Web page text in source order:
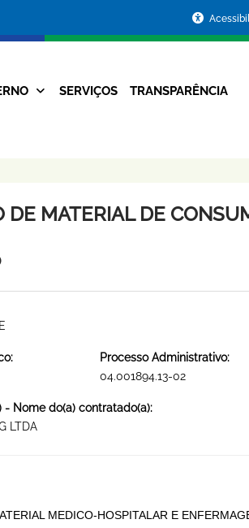
Navegação
SERVIÇOS TRANSPARÊNCIA
DE MATERIAL DE
Processo Administrativo:
04.001894.13-02
Nome do(a) contratado(a):
LTDA
MEDICO-HOSPITALAR E